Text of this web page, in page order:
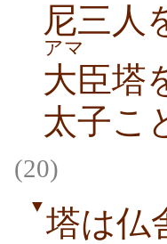
尼三人
アマ
大臣塔
太子こ
(20)
▼塔は仏